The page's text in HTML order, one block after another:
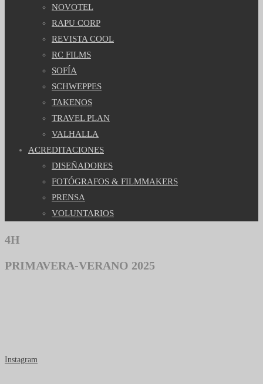
NOVOTEL
RAPU CORP
REVISTA COOL
RC FILMS
SOFÍA
SCHWEPPES
TAKENOS
TRAVEL PLAN
VALHALLA
ACREDITACIONES
DISEÑADORES
FOTÓGRAFOS & FILMMAKERS
PRENSA
VOLUNTARIOS
4H
PRIMAVERA-VERANO 2025
Instagram